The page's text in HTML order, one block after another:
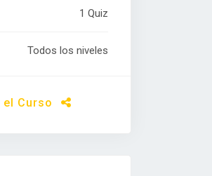
1 Quiz
Todos los niveles
Curso